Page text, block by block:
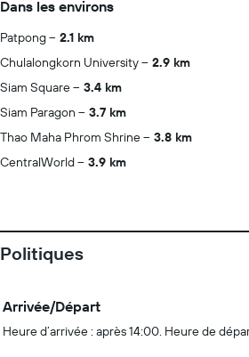
Dans les environs
Patpong
2.1 km
Chulalongkorn University
2.9 km
Siam Square
3.4 km
Siam Paragon
3.7 km
Thao Maha Phrom Shrine
3.8 km
CentralWorld
3.9 km
Politiques
Arrivée/Départ
Heure d’arrivée : après 14:00. Heure de